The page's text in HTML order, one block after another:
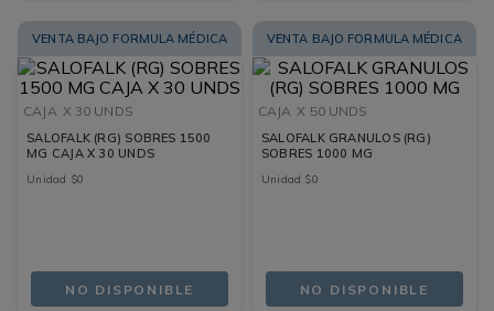
VENTA BAJO FORMULA MÉDICA
CAJA X 30 UNDS
SALOFALK (RG) SOBRES 1500
MG CAJA X 30 UNDS
Unidad $0
NO DISPONIBLE
VENTA BAJO FORMULA MÉDICA
CAJA X 50 UNDS
SALOFALK GRANULOS (RG)
SOBRES 1000 MG
Unidad $0
NO DISPONIBLE